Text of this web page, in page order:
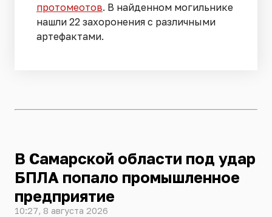
протомеотов. В найденном могильнике
нашли 22 захоронения с различными
артефактами.
В Самарской области под удар
БПЛА попало промышленное
предприятие
10:27, 8 августа 2026